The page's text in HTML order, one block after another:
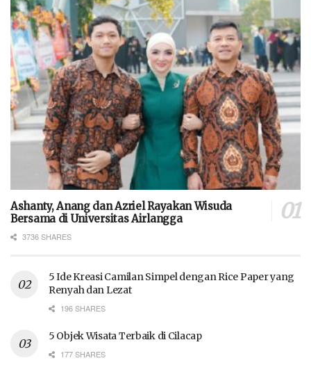
Ashanty, Anang dan Azriel Rayakan Wisuda
Bersama di Universitas Airlangga
3736 SHARES
5 Ide Kreasi Camilan Simpel dengan Rice Paper yang
Renyah dan Lezat
196 SHARES
5 Objek Wisata Terbaik di Cilacap
177 SHARES